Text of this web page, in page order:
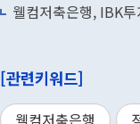
웰컴저축은행, IBK
[관련키워드]
웰컴저축은행